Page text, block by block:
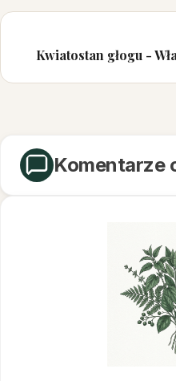
Kwiatostan głogu -
Komentarze